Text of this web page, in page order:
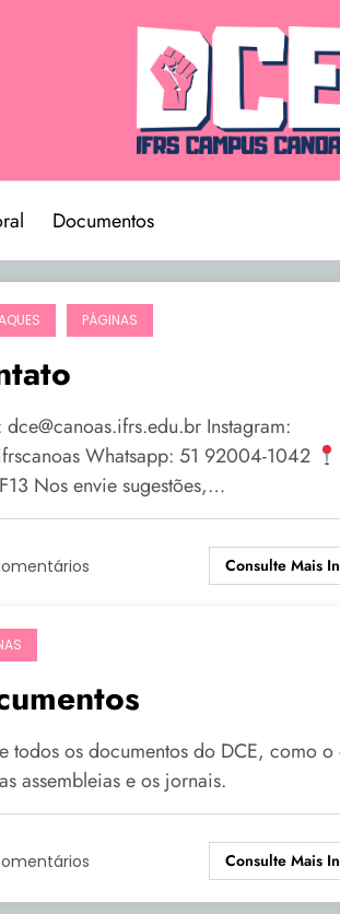
Documentos
PÁGINAS
dce@canoas.ifrs.edu.br Instagram:
Whatsapp: 51 92004-1042
Nos envie sugestões,…
Consulte Mais
todos os documentos do DCE, como o
assembleias e os jornais.
Consulte Mais